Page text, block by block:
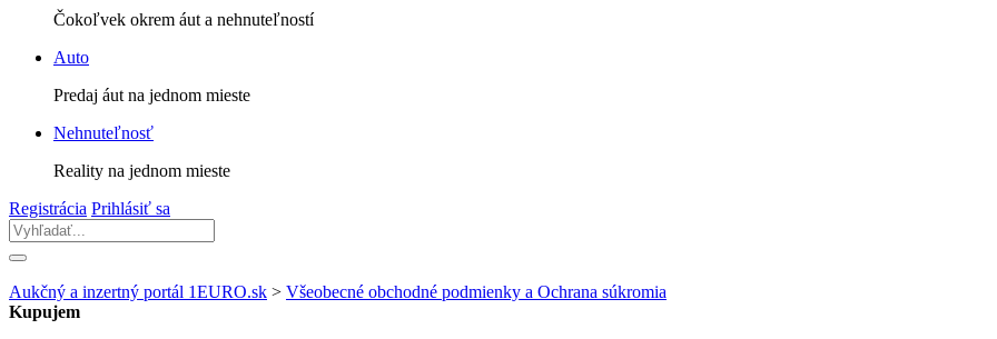
Čokoľvek okrem áut a nehnuteľností
Auto
Predaj áut na jednom mieste
Nehnuteľnosť
Reality na jednom mieste
Registrácia Prihlásiť sa
Aukčný a inzertný portál 1EURO.sk > Všeobecné obchodné podmienky a Ochrana súkromia
Kupujem